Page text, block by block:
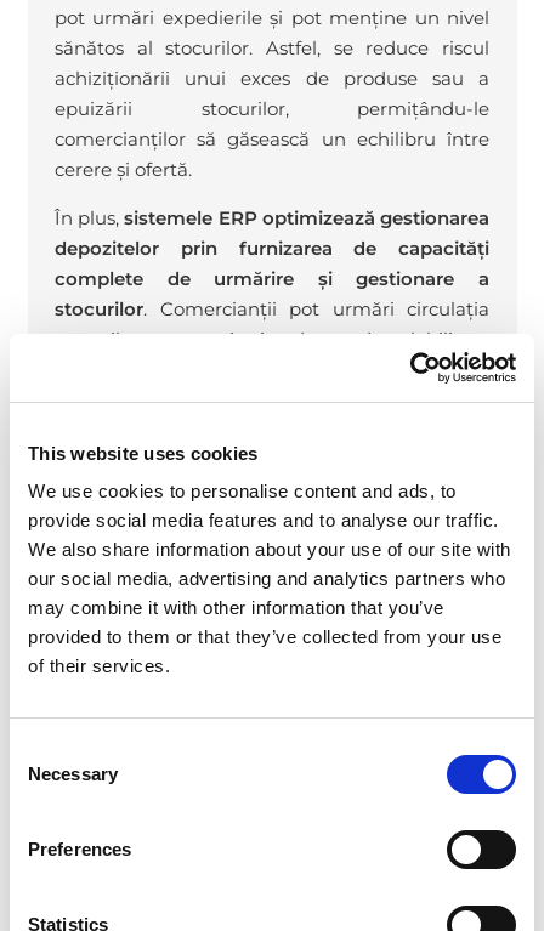
This website uses cookies
We use cookies to personalise content and ads, to
provide social media features and to analyse our traffic.
We also share information about your use of our site with
our social media, advertising and analytics partners who
may combine it with other information that you’ve
provided to them or that they’ve collected from your use
of their services.
Selection
Necessary
Preferences
Statistics
pot urmări expedierile și pot menține un nivel
sănătos al stocurilor. Astfel, se reduce riscul
achiziționării unui exces de produse sau a
epuizării stocurilor, permițându-le
comercianților să găsească un echilibru între
cerere și ofertă.
În plus,sistemele ERP optimizează gestionarea
depozitelor prin furnizarea de capacități
complete de urmărire și gestionare a
stocurilor. Comercianții pot urmări circulația
stocurilor, pot monitoriza durata de valabilitate
și pot implementa strategii eficiente de
depozitare. Acest lucru îmbunătățește eficiența
minimizează risipa.
Personalizare la scară largă
cu ajutorul unui ERP
marketingul personalizat a devenit din ce în ce
mai important. Acesta presupune adaptarea
mesajelor și ofertelor de marketing la fiecare
comportamentelor și a istoricului de achiziții.
Această abordare personalizată le permite
comercianților să creeze conexiuni